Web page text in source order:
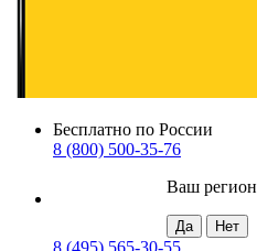
Бесплатно по России
8 (800) 500-35-76
Ваш регион